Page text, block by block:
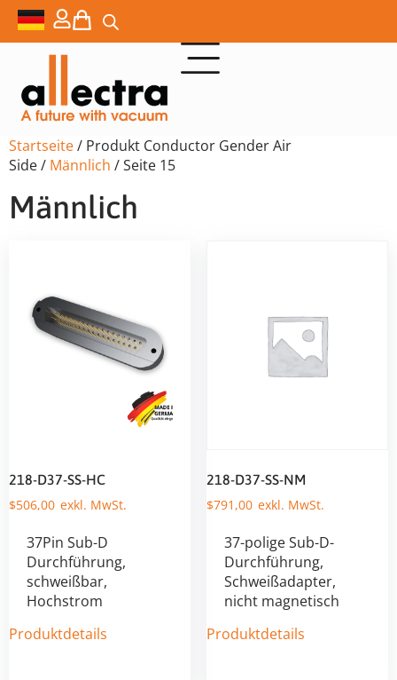
Startseite/ Produkt Conductor Gender Air
Side / Männlich / Seite 15
Männlich
218-D37-SS-HC
$506,00
37Pin Sub-D
Durchführung,
schweißbar,
Hochstrom
Produktdetails
218-D37-SS-NM
$791,00
37-polige Sub-D-
Durchführung,
Schweißadapter,
nicht magnetisch
Produktdetails